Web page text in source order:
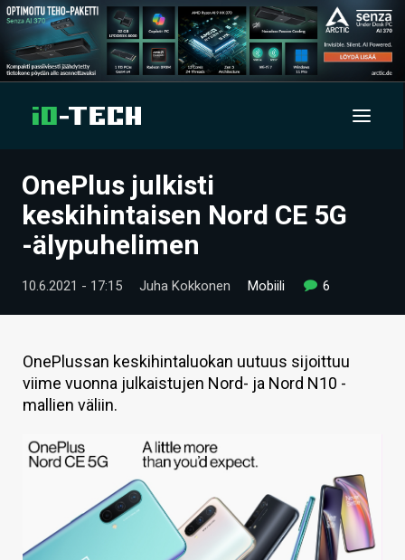
UUTISET
ARTIKKELIT
VIDEOT
TECHBBS
TIETOA
HINTA.FI
VAIHDA TEEMA
OnePlus julkisti
keskihintaisen Nord CE 5G
-älypuhelimen
10.6.2021 - 17:15 Juha Kokkonen Mobiili 6
OnePlussan keskihintaluokan uutuus sijoittuu
viime vuonna julkaistujen Nord- ja Nord N10 -
mallien väliin.